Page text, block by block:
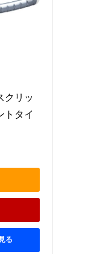
クリッ
トタイ
る